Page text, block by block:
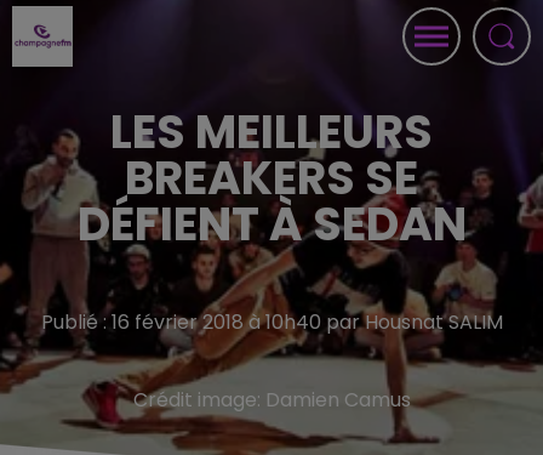
LES MEILLEURS
BREAKERS SE
DÉFIENT À SEDAN
Publié : 16 février 2018 à 10h40 par Housnat SALIM
Crédit image: Damien Camus